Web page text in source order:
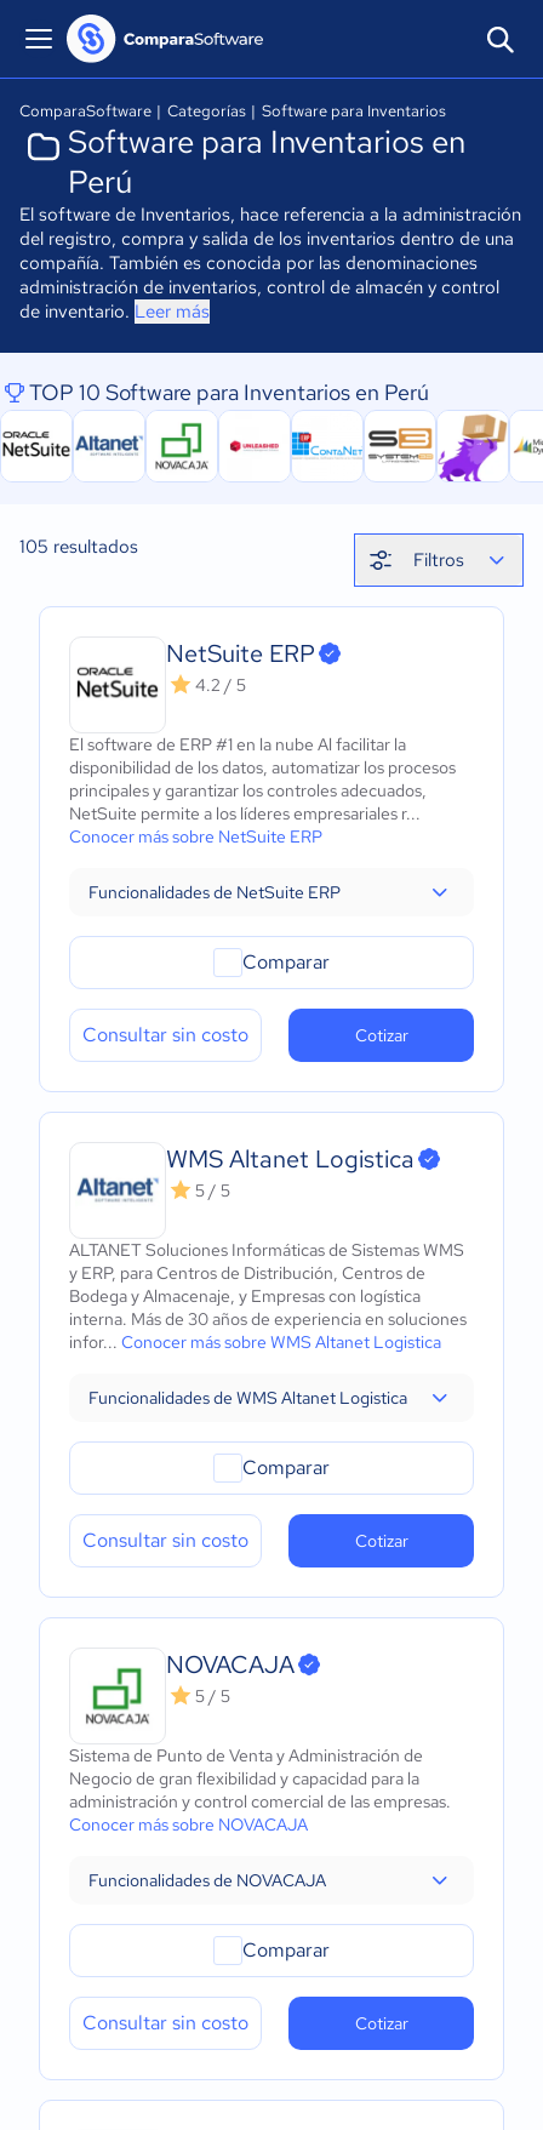
ComparaSoftware | Categorías | Software para Inventarios
Software para Inventarios en
Perú
El software de Inventarios, hace referencia a la administración
del registro, compra y salida de los inventarios dentro de una
compañía. También es conocida por las denominaciones
administración de inventarios, control de almacén y control
de inventario. Leer más
TOP 10 Software para Inventarios en Perú
105 resultados
Filtros
NetSuite ERP
4.2 / 5
El software de ERP #1 en la nube Al facilitar la
disponibilidad de los datos, automatizar los procesos
principales y garantizar los controles adecuados,
NetSuite permite a los líderes empresariales r...
Conocer más sobre NetSuite ERP
Funcionalidades de NetSuite ERP
Comparar
Consultar sin costo Cotizar
WMS Altanet Logistica
5 / 5
ALTANET Soluciones Informáticas de Sistemas WMS
y ERP, para Centros de Distribución, Centros de
Bodega y Almacenaje, y Empresas con logística
interna. Más de 30 años de experiencia en soluciones
infor... Conocer más sobre WMS Altanet Logistica
Funcionalidades de WMS Altanet Logistica
Comparar
Consultar sin costo Cotizar
NOVACAJA
5 / 5
Sistema de Punto de Venta y Administración de
Negocio de gran flexibilidad y capacidad para la
administración y control comercial de las empresas.
Conocer más sobre NOVACAJA
Funcionalidades de NOVACAJA
Comparar
Consultar sin costo Cotizar